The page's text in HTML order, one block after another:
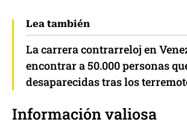
Lea también
La carrera contrarreloj en
encontrar a 50.000 personas
desaparecidas tras los
Información valiosa